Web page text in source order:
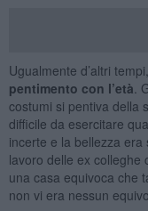
Ugualmente d’altri
pentimento con l’età .
costumi si pentiva della
difficile da esercitare
incerte e la bellezza
lavoro delle ex colleghe
una casa equivoca che
non vi era nessun